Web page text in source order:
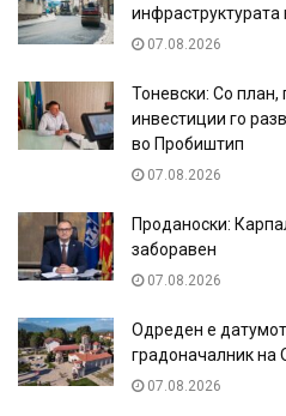
инфраструктурата
07.08.2026
Тоневски: Со план,
инвестиции го
во Пробиштип
07.08.2026
Проданоски:
заборавен
07.08.2026
Одреден е
градоначалник
07.08.2026